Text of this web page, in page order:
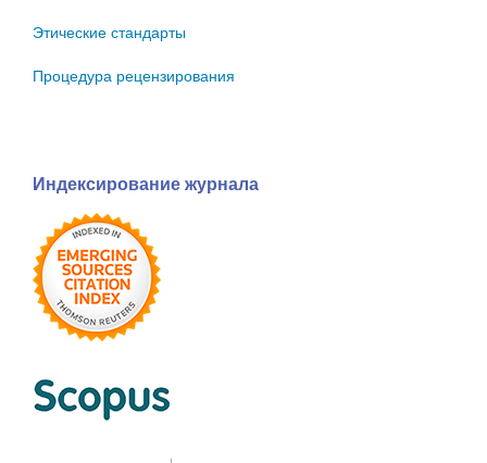
Этические стандарты
Процедура рецензирования
Индексирование журнала